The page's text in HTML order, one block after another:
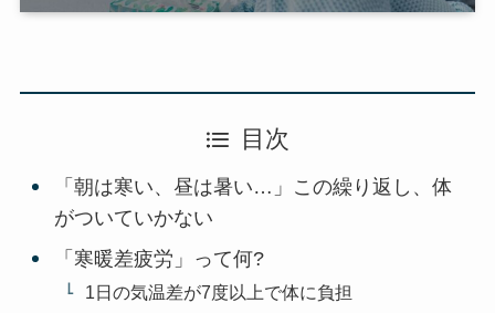
目次
「朝は寒い、昼は暑い…」この繰り返し、体
がついていかない
「寒暖差疲労」って何?
1日の気温差が7度以上で体に負担